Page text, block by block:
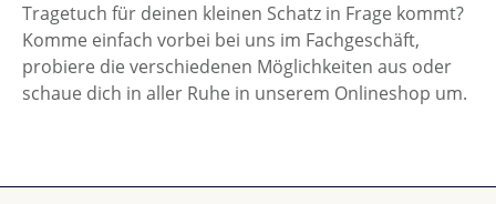
Tragetuch für deinen kleinen Schatz in Frage kommt?
Komme einfach vorbei bei uns im Fachgeschäft,
probiere die verschiedenen Möglichkeiten aus oder
schaue dich in aller Ruhe in unserem Onlineshop um.